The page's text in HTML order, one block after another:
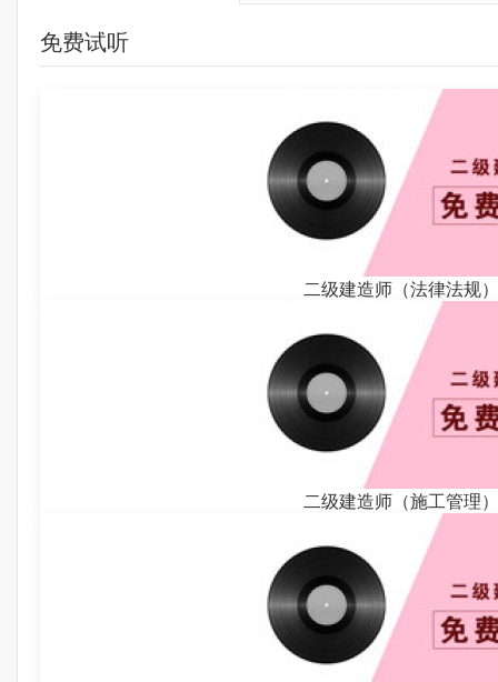
免费试听
二级建造师（法律法规
二级建造师（施工管理